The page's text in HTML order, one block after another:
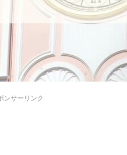
ンサーリンク